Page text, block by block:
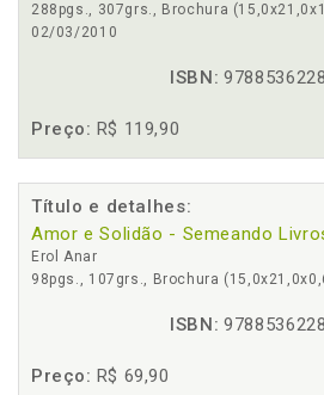
288pgs., 307grs., Brochura
02/03/2010
ISBN:
Preço: R$ 119,90
Título e detalhes:
Amor e Solidão - Semeando
Erol Anar
98pgs., 107grs., Brochura
ISBN:
Preço: R$ 69,90